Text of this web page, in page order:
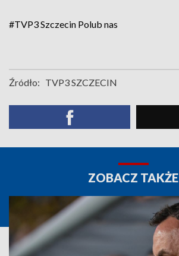
#TVP3 Szczecin Polub nas
Źródło: TVP3 SZCZECIN
ZOBACZ TAKŻE